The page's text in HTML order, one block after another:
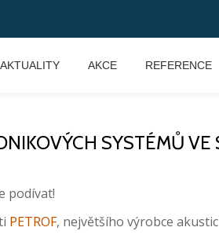
AKTUALITY AKCE REFERENCE
SYSTÉMŮ
podívat!
PETROF, největšího výrobce